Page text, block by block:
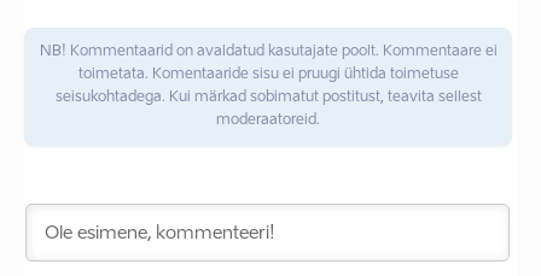
NB! Kommentaarid on avaldatud kasutajate poolt. Kommentaare ei
toimetata. Komentaaride sisu ei pruugi ühtida toimetuse
seisukohtadega. Kui märkad sobimatut postitust, teavita sellest
moderaatoreid.